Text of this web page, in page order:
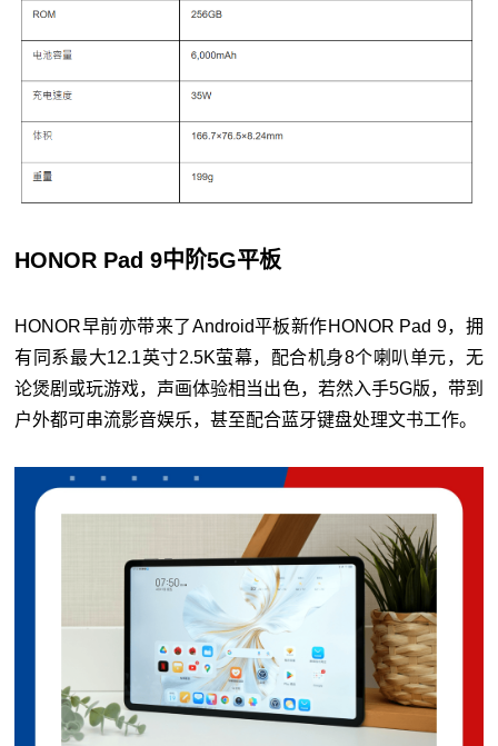
HONOR Pad 9中阶5G平板
HONOR早前亦带来了Android平板新作HONOR Pad 9，拥
有同系最大12.1英寸2.5K萤幕，配合机身8个喇叭单元，无
论煲剧或玩游戏，声画体验相当出色，若然入手5G版，带到
户外都可串流影音娱乐，甚至配合蓝牙键盘处理文书工作。